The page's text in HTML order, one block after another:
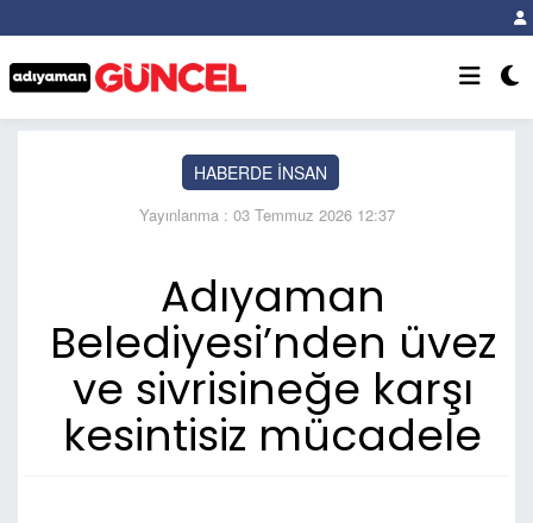
HABERDE İNSAN
Yayınlanma : 03 Temmuz 2026 12:37
Adıyaman
Belediyesi’nden üvez
ve sivrisineğe karşı
kesintisiz mücadele